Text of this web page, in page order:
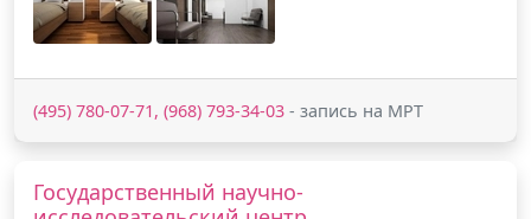
(495) 780-07-71, (968) 793-34-03 - запись на МРТ
Государственный научно-